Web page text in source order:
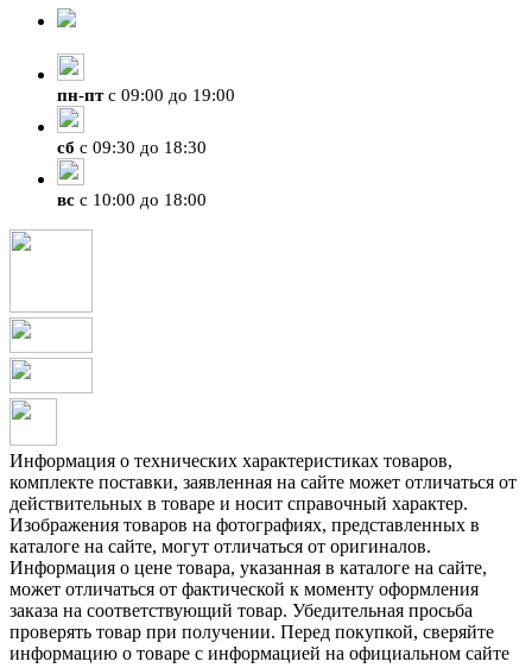
пн-птс 09:00 до 19:00
сб с 09:30 до 18:30
вс с 10:00 до 18:00
Информация о технических характеристиках товаров,
комплекте поставки, заявленная на сайте может отличаться от
действительных в товаре и носит справочный характер.
Изображения товаров на фотографиях, представленных в
каталоге на сайте, могут отличаться от оригиналов.
Информация о цене товара, указанная в каталоге на сайте,
может отличаться от фактической к моменту оформления
заказа на соответствующий товар. Убедительная просьба
проверять товар при получении. Перед покупкой, сверяйте
информацию о товаре с информацией на официальном сайте